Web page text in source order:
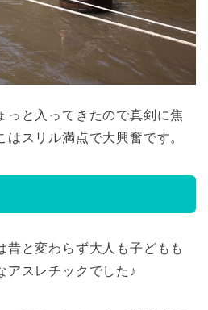
っと入ってきたので真剣に焦
はスリル満点で大興奮です。
昔と変わらず大人も子どもも
アスレチックでした♪